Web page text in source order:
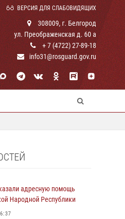
ВЕРСИЯ ДЛЯ СЛАБОВИДЯЩИХ
308009, г. Белгород
ул. Преображенская д. 60 а
+ 7 (4722) 27-89-18
info31@rosguard.gov.ru
адресную помощь
Народной Республики